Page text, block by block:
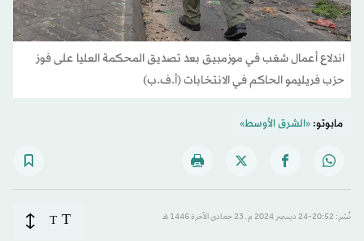
اندلاع أعمال شغب في موزمبيق بعد تصديق المحكمة العليا على فوز
حزب فريليمو الحاكم في الانتخابات (أ.ف.ب)
مابوتو:«الشرق الأوسط»
نُشر: 20:52-24 ديسمبر 2024 م ـ 23 جمادى الآخرة 1446 هـ T
T